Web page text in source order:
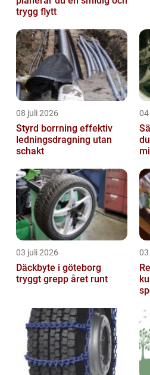
trygg flytt
08 juli 2026
Styrd borrning effektiv
ledningsdragning utan
schakt
04
03 juli 2026
Däckbyte i göteborg
tryggt grepp året runt
03
kurva